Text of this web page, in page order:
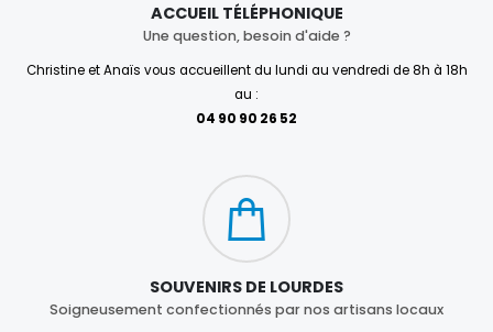
ACCUEIL TÉLÉPHONIQUE
Une question, besoin d'aide ?
Christine et Anaïs vous accueillent du lundi au vendredi de 8h à 18h
au :
04 90 90 26 52
SOUVENIRS DE LOURDES
Soigneusement confectionnés par nos artisans locaux